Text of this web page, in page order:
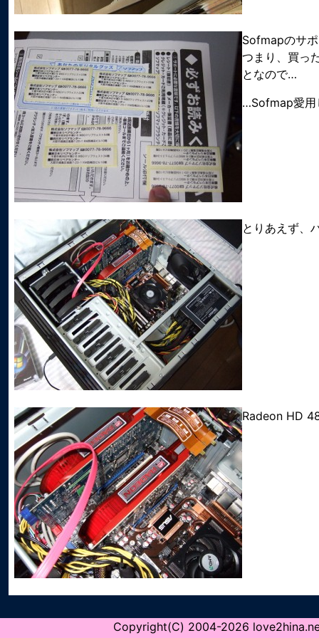
Sofmapのサ
つまり、買っ
となので…
…Sofmap愛用
とりあえず、
Radeon HD
Copyright(C) 2004-2026